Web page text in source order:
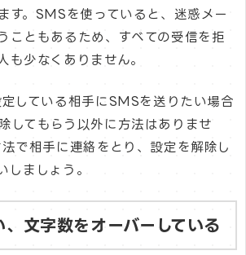
す。SMSを使っていると、迷惑メー
こともあるため、すべての受信を拒
も少なくありません。
している相手にSMSを送りたい場合
してもらう以外に方法はありませ
で相手に連絡をとり、設定を解除し
しましょう。
文字数をオーバーしている